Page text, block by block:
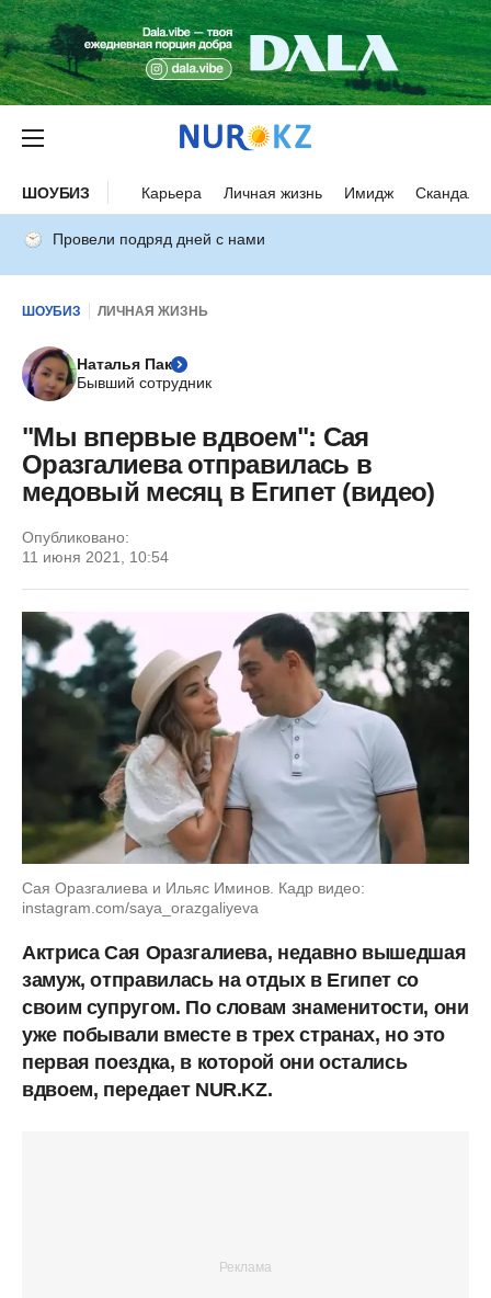
ШОУБИЗ Карьера Личная жизнь Имидж Скандалы
Провели подряд дней с нами
ШОУБИЗ ЛИЧНАЯ ЖИЗНЬ
Наталья Пак
Бывший сотрудник
"Мы впервые вдвоем": Сая
Оразгалиева отправилась в
медовый месяц в Египет (видео)
Опубликовано:
11 июня 2021, 10:54
Сая Оразгалиева и Ильяс Иминов. Кадр видео:
instagram.com/saya_orazgaliyeva
Актриса Сая Оразгалиева, недавно вышедшая
замуж, отправилась на отдых в Египет со
своим супругом. По словам знаменитости, они
уже побывали вместе в трех странах, но это
первая поездка, в которой они остались
вдвоем, передает NUR.KZ.